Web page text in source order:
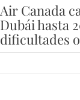
Air Canada
Dubái hasta
dificultades